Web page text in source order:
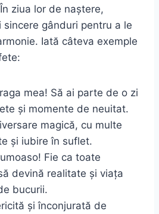
ziua lor de naștere,
sincere gânduri pentru a le
Iată câteva exemple
mea! Să ai parte de o zi
și momente de neuitat.
magică, cu multe
și iubire în suflet.
Fie ca toate
devină realitate și viața
bucurii.
și înconjurată de